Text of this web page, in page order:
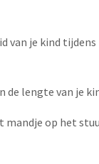
van je kind
de lengte van je
op het